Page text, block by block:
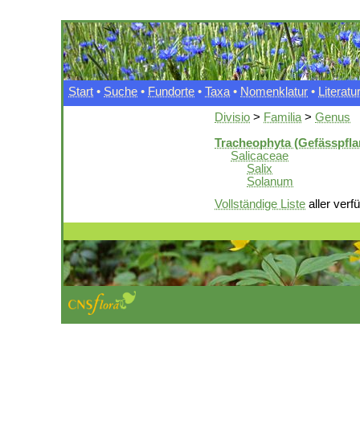
Start • Suche • Fundorte • Taxa • Nomenklatur • Literatur
Divisio > Familia > Genus
Tracheophyta
Salicaceae
Salix
Solanum
Vollständige Liste aller